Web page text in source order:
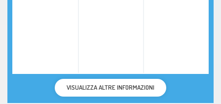
VISUALIZZA ALTRE INFORMAZIONI